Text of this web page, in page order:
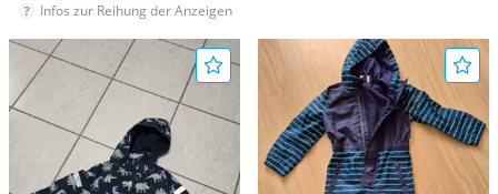
Infos zur Reihung der Anzeigen